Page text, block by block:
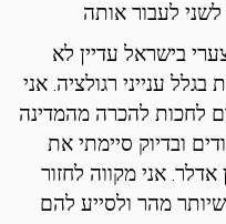
בישראל עדיין לא
ענייני רגולציה. אני
לחכות להכרה מהמדינה
ובדיוק סיימתי את
אני מקווה לחזור
מהר ולסייע להם